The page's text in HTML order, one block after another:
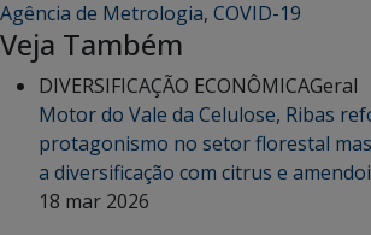
Agência de Metrologia, COVID-19
Veja Também
DIVERSIFICAÇÃO ECONÔMICAGeral
Motor do Vale da Celulose, Ribas
protagonismo no setor florestal
a diversificação com citrus e
18 mar 2026